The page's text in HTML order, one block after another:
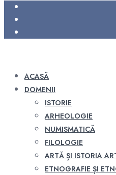
ACASĂ
DOMENII
ISTORIE
ARHEOLOGIE
NUMISMATICĂ
FILOLOGIE
ARTĂ ȘI ISTORIA
ETNOGRAFIE ȘI